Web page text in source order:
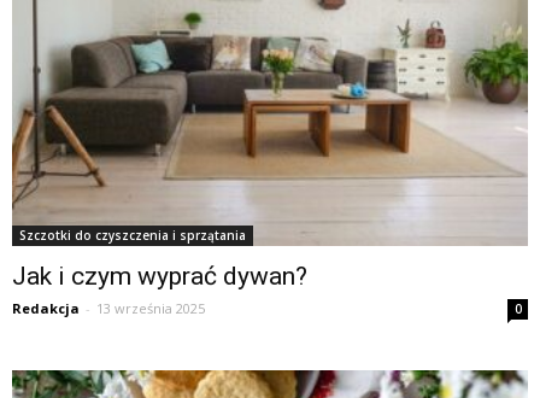
Szczotki do czyszczenia i sprzątania
Jak i czym wyprać dywan?
Redakcja - 13 września 2025 0